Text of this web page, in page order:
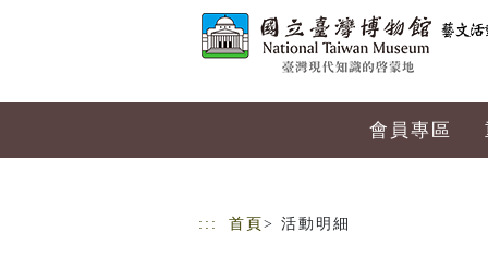
會員專區
::: 首頁 > 活動明細